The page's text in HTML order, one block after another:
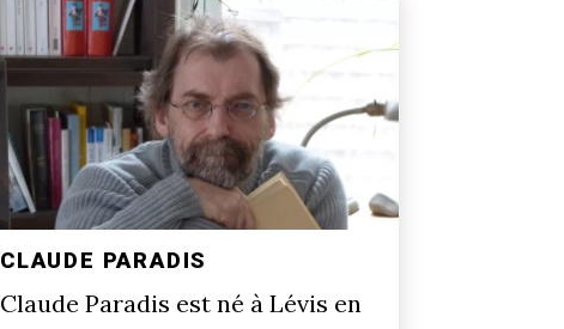
CLAUDE PARADIS
Claude Paradis est né à Lévis en